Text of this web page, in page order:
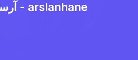
آرسلانخانه - arslanhane